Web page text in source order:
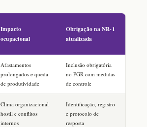
Impacto
ocupacional
Obrigação na NR-1
atualizada
Afastamentos
prolongados e queda
de produtividade
Inclusão obrigatória
no PGR com medidas
de controle
Clima organizacional
hostil e conflitos
internos
Identificação, registro
e protocolo de
resposta